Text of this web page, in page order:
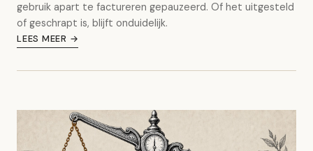
gebruik apart te factureren gepauzeerd. Of het uitgesteld
of geschrapt is, blijft onduidelijk.
LEES MEER →